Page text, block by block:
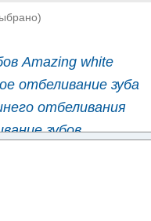
Amazing white
отбеливание зуба
отбеливания
зубов